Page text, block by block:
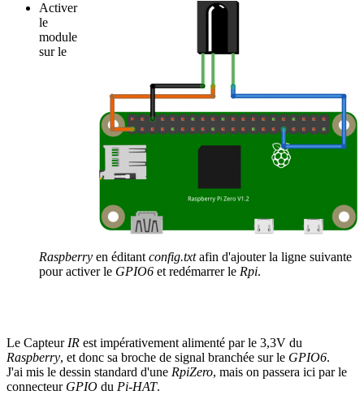
Activer
le
module
sur le
Raspberry en éditantconfig.txtafin d'ajouter la ligne suivante
pour activer le GPIO6 et redémarrer le Rpi.
Le CapteurIR est impérativement alimenté par le 3,3V du
Raspberry, et donc sa broche de signal branchée sur le GPIO6.
J'ai mis le dessin standard d'une RpiZero, mais on passera ici par le
connecteur GPIO du Pi-HAT.